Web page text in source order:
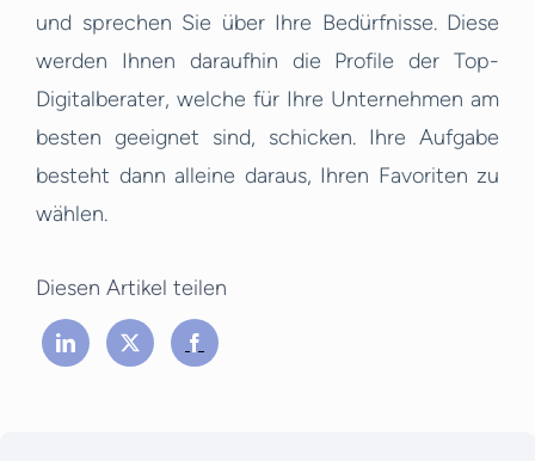
und sprechen Sie über Ihre Bedürfnisse. Diese
werden Ihnen daraufhin die Profile der Top-
Digitalberater, welche für Ihre Unternehmen am
besten geeignet sind, schicken. Ihre Aufgabe
besteht dann alleine daraus, Ihren Favoriten zu
wählen.
Diesen Artikel teilen